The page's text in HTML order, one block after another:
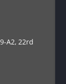
A2, 22rd